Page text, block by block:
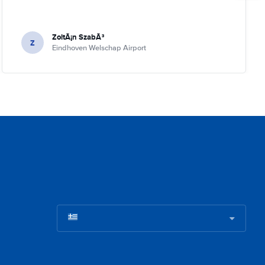
Z ZoltÃ¡n SzabÃ³
Eindhoven Welschap Airport